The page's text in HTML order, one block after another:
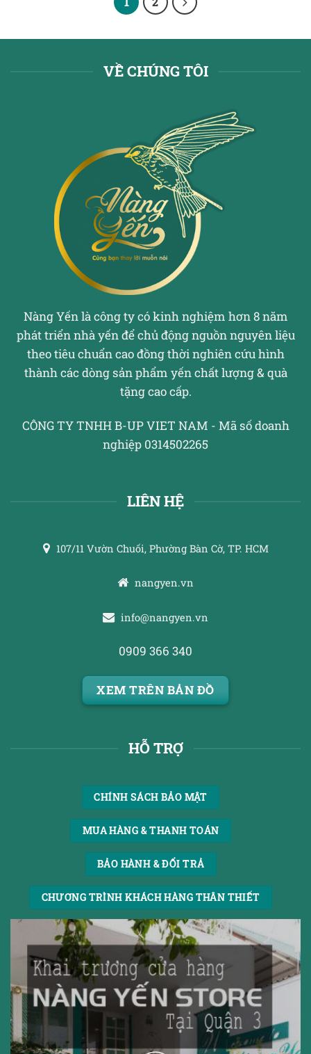
VỀ CHÚNG TÔI
Nàng Yến là công ty có kinh nghiệm hơn 8 năm
phát triển nhà yến để chủ động nguồn nguyên liệu
theo tiêu chuẩn cao đồng thời nghiên cứu hình
thành các dòng sản phẩm yến chất lượng & quà
tặng cao cấp.
CÔNG TY TNHH B-UP VIET NAM - Mã số doanh
nghiệp 0314502265
LIÊN HỆ
107/11 Vườn Chuối, Phường Bàn Cờ, TP. HCM
nangyen.vn
info@nangyen.vn
0909 366 340
XEM TRÊN BẢN ĐỒ
HỖ TRỢ
CHÍNH SÁCH BẢO MẬT
MUA HÀNG & THANH TOÁN
BẢO HÀNH & ĐỔI TRẢ
CHƯƠNG TRÌNH KHÁCH HÀNG THÂN THIẾT